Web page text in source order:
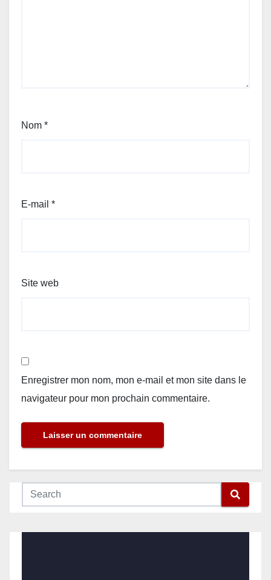
Nom *
E-mail *
Site web
Enregistrer mon nom, mon e-mail et mon site dans le
navigateur pour mon prochain commentaire.